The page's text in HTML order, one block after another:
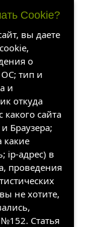
Cookie?
вы даете
о
тип и
и
откуда
сайта
Браузера;
какие
ip-адрес) в
проведения
не хотите,
Статья